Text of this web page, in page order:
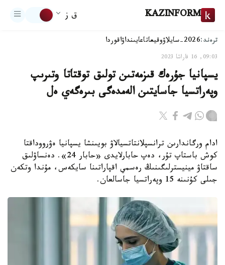
KAZINFORM ق ز
ترەند:2026-سايلاۋ وقيعاتاعايىنداۋاقوردا
09:03, 16 قاراشا 2023
يسپانيا جۇرەك قىزمەتىن تولىق توقتاتا وتىرىپ
وپەراتسيا جاسايتىن الەمدەگى بىرەگەي ەل
ادام ورگاندارىن ترانسپلانتاتسيالاۋ بويىنشا يسپانيا ەۋرووداقتا
كوش باستاپ تۇر، دەپ حابارلايدى «حابار 24». دەنساۋلىق
ساقتاۋ مينيسترلىگىنىڭ رەسمي اقپاراتىنا سايكەس، مۇندا وتكەن
جىلى كۇنىنە 15 وپەراتسيا جاسالعان.